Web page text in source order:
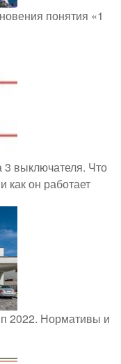
понятия «1
выключателя. Что
как он работает
2022. Нормативы и